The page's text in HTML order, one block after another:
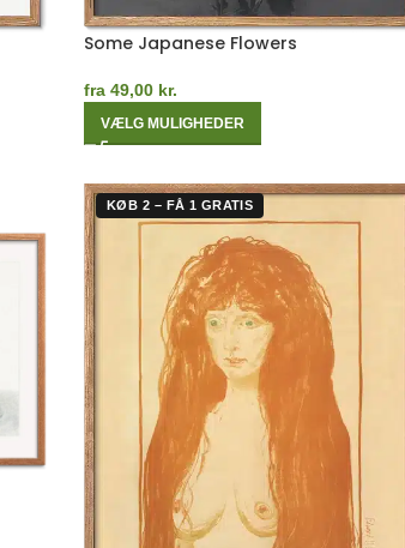
Some Japanese Flowers
fra 49,00 kr.
VÆLG MULIGHEDER
KØB 2 – FÅ 1 GRATIS